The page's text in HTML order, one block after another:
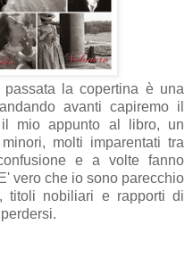
la copertina è una
avanti capiremo il
mio appunto al libro, un
molti imparentati tra
e a volte fanno
vero che io sono parecchio
titoli nobiliari e rapporti di